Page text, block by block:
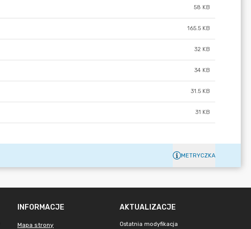
58 KB
165.5 KB
32 KB
34 KB
31.5 KB
31 KB
METRYCZKA
INFORMACJE
Mapa strony
AKTUALIZACJE
Ostatnia modyfikacja